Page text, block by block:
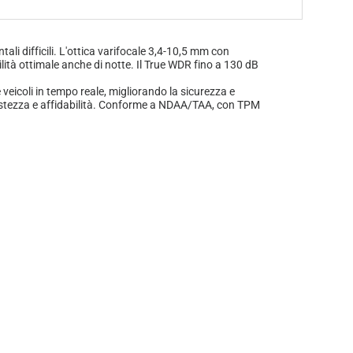
difficili. L'ottica varifocale 3,4-10,5 mm con
ottimale anche di notte. Il True WDR fino a 130 dB
in tempo reale, migliorando la sicurezza e
e affidabilità. Conforme a NDAA/TAA, con TPM